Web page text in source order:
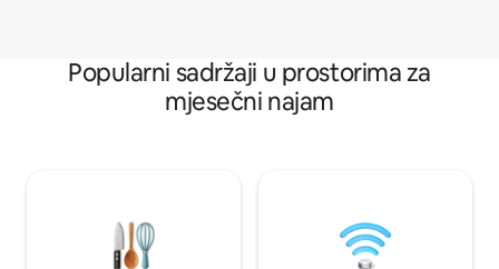
Popularni sadržaji u prostorima za
mjesečni najam